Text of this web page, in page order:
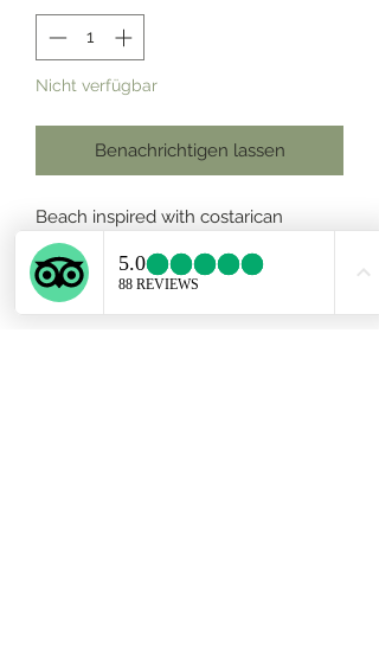
Nicht verfügbar
Benachrichtigen lassen
Beach inspired with costarican
seaglass, ocean blue and forest
green combination.Handmade with
950 silver.One of a Kind.